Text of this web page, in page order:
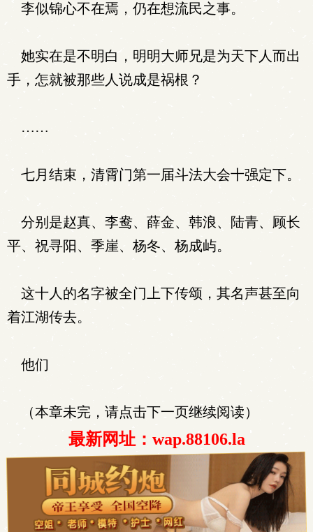
李似锦心不在焉，仍在想流民之事。
她实在是不明白，明明大师兄是为天下人而出
手，怎就被那些人说成是祸根？
……
七月结束，清霄门第一届斗法大会十强定下。
分别是赵真、李鸯、薛金、韩浪、陆青、顾长
平、祝寻阳、季崖、杨冬、杨成屿。
这十人的名字被全门上下传颂，其名声甚至向
着江湖传去。
他们
（本章未完，请点击下一页继续阅读）
最新网址：wap.88106.la